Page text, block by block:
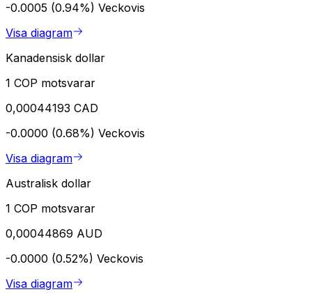
-0.0005 (0.94%) Veckovis
Visa diagram
Kanadensisk dollar
1 COP motsvarar
0,00044193 CAD
-0.0000 (0.68%) Veckovis
Visa diagram
Australisk dollar
1 COP motsvarar
0,00044869 AUD
-0.0000 (0.52%) Veckovis
Visa diagram